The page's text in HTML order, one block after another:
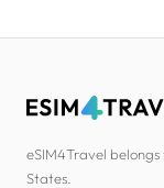
eSIM4Travel belongs
States.